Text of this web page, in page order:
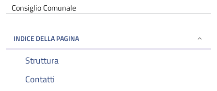
Consiglio Comunale
INDICE DELLA PAGINA
Struttura
Contatti